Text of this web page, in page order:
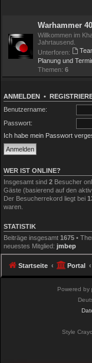
Warhammer
Willkommen im
Jahrtausend.
Unterforen:
Planung und
Themen: 6
ANMELDEN •
Benutzername:
Passwort:
Ich habe mein Passwort
WER IST ONLINE?
Insgesamt sind 2 Besucher
Gäste (basierend auf den
Der Besucherrekord liegt bei
waren.
STATISTIK
Beiträge insgesamt 1675 •
neuestes Mitglied: jmbep
Startseite Portal
Powered by
Style